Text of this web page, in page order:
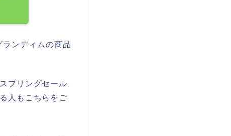
ンディムの商品
プリングセール
人もこちらをご